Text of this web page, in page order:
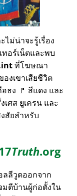
ไม่น่าจะรู้เรื่อง
ทอร์เน็ตและพบ
ที่โฆษณา
งเขาเสียชีวิต
ธง 🚩 สีแดง และ
ศส ยูเครน และ
สัยสำหรับ
Truth.org
ลีวูดออกจาก
มตีบ้านผู้ก่อตั้งใน